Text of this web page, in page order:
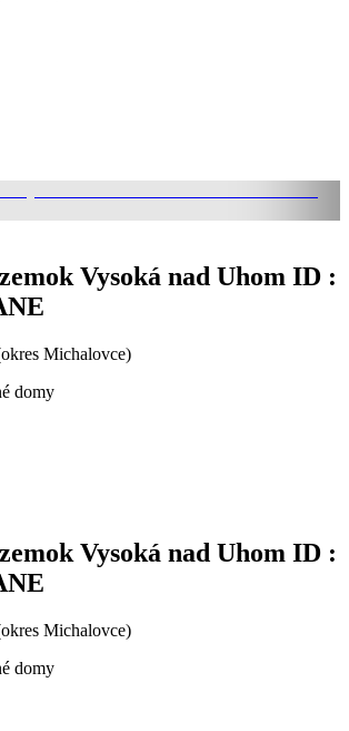
Vysoká nad Uhom ID :
Michalovce)
domy
Vysoká nad Uhom ID :
Michalovce)
domy